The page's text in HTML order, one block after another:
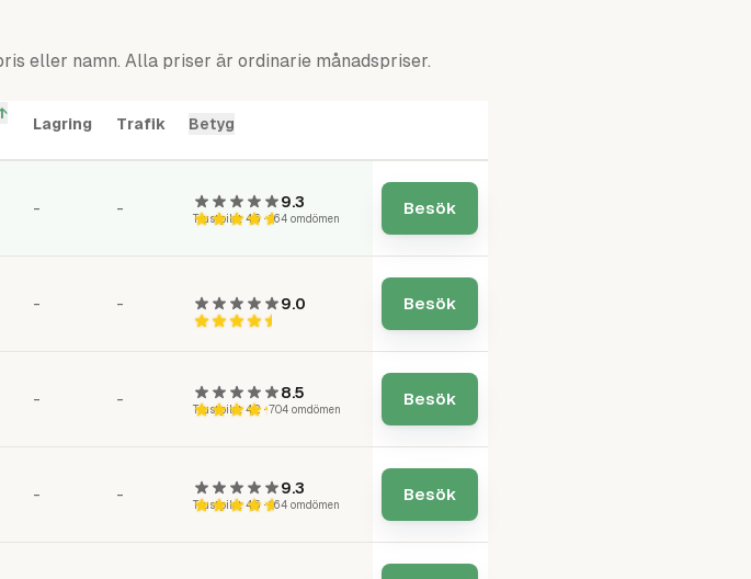
eller namn. Alla priser är ordinarie månadspriser.
Lagring Trafik Betyg
- - 9.3
Trustpilot4,6· 164 omdömen
Besök
- - 9.0 Besök
- - 8.5
Trustpilot4,2· 704 omdömen
Besök
- - 9.3
Trustpilot4,6· 164 omdömen
Besök